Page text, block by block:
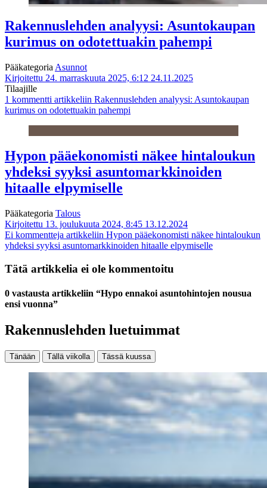
Rakennuslehden analyysi: Asuntokaupan
kurimus on odotettuakin pahempi
Pääkategoria Asunnot
Kirjoitettu 24. marraskuuta 2025, 6:12 24.11.2025
Tilaajille
1 kommentti artikkeliin Rakennuslehden analyysi: Asuntokaupan
kurimus on odotettuakin pahempi
Hypon pääekonomisti näkee hintaloukun
yhdeksi syyksi asuntomarkkinoiden
hitaalle elpymiselle
Pääkategoria Talous
Kirjoitettu 13. joulukuuta 2024, 8:45 13.12.2024
Ei kommentteja artikkeliin Hypon pääekonomisti näkee hintaloukun
yhdeksi syyksi asuntomarkkinoiden hitaalle elpymiselle
Tätä artikkelia ei ole kommentoitu
0 vastausta artikkeliin “Hypo ennakoi asuntohintojen nousua
ensi vuonna”
Rakennuslehden luetuimmat
Tänään Tällä viikolla Tässä kuussa